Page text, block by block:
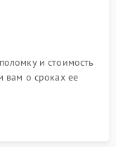
и стоимость
вам о сроках ее